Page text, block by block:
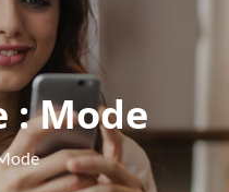
:Mode